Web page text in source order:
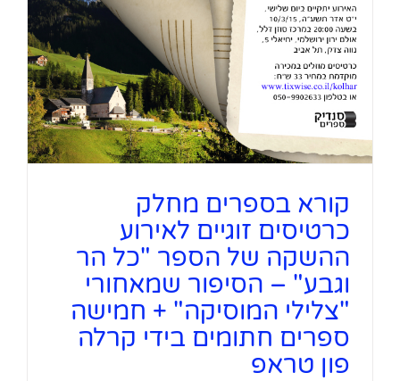
קורא בספרים מחלק
כרטיסים זוגיים לאירוע
ההשקה של הספר "כל הר
וגבע" – הסיפור שמאחורי
"צלילי המוסיקה" + חמישה
ספרים חתומים בידי קרלה
פון טראפ